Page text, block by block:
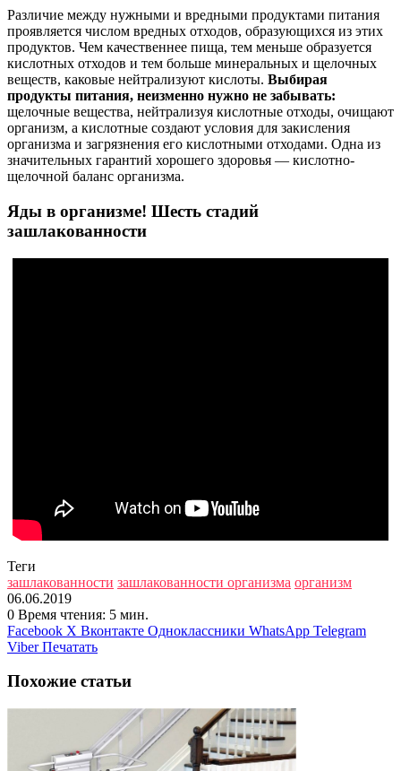
Различие между нужными и вредными продуктами питания
проявляется числом вредных отходов, образующихся из этих
продуктов. Чем качественнее пища, тем меньше образуется
кислотных отходов и тем больше минеральных и щелочных
веществ, каковые нейтрализуют кислоты. Выбирая
продукты питания, неизменно нужно не забывать:
щелочные вещества, нейтрализуя кислотные отходы, очищают
организм, а кислотные создают условия для закисления
организма и загрязнения его кислотными отходами. Одна из
значительных гарантий хорошего здоровья — кислотно-
щелочной баланс организма.
Яды в организме! Шесть стадий
зашлакованности
Теги
зашлакованности зашлакованности организма организм
06.06.2019
0 Время чтения: 5 мин.
Facebook X Вконтакте Одноклассники WhatsApp Telegram
Viber Печатать
Похожие статьи